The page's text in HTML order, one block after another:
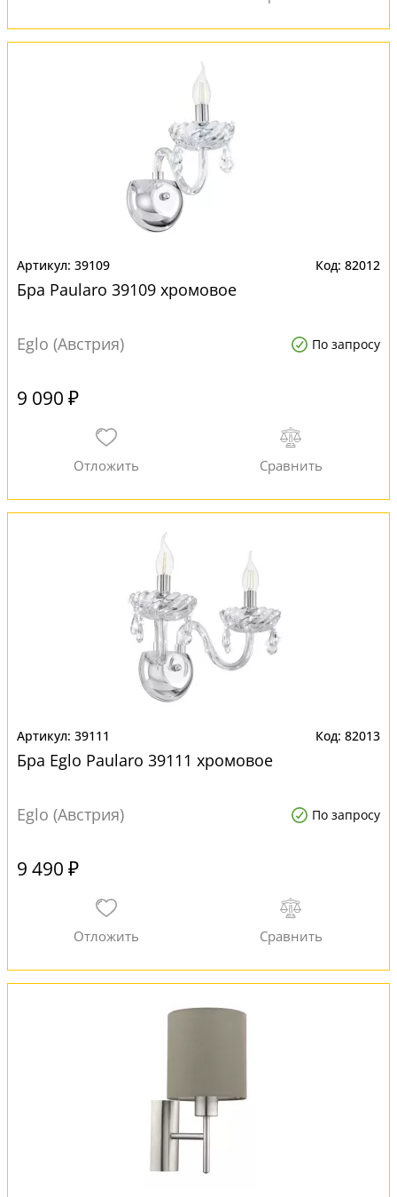
39109 82012
Бра Paularo 39109 хромовое
Eglo (Австрия) По запросу
9 090 ₽
39111 82013
Бра Eglo Paularo 39111 хромовое
Eglo (Австрия) По запросу
9 490 ₽